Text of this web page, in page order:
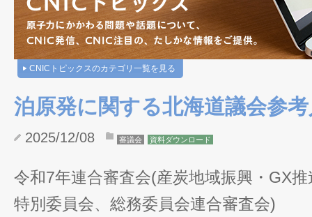
CNICトピックスのカテゴリ一覧を見る
泊原発に関する北海道議会参
2025/12/08 審議会 資料ダウンロード
令和7年連合審査会(産炭地域振興・GX
特別委員会、総務委員会連合審査会)